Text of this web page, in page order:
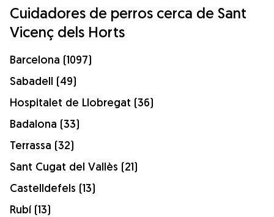
Cuidadores de perros cerca de Sant
Vicenç dels Horts
Barcelona (1097)
Sabadell (49)
Hospitalet de Llobregat (36)
Badalona (33)
Terrassa (32)
Sant Cugat del Vallès (21)
Castelldefels (13)
Rubí (13)